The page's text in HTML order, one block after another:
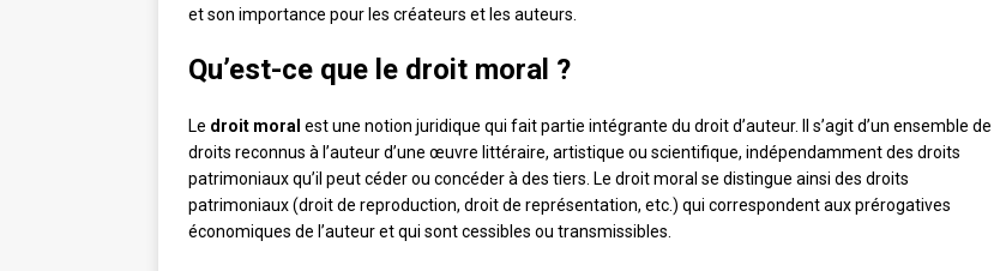
et son importance pour les créateurs et les auteurs.
Qu’est-ce que le droit moral ?
Le droit moral est une notion juridique qui fait partie intégrante du droit d’auteur. Il s’agit d’un ensemble de
droits reconnus à l’auteur d’une œuvre littéraire, artistique ou scientifique, indépendamment des droits
patrimoniaux qu’il peut céder ou concéder à des tiers. Le droit moral se distingue ainsi des droits
patrimoniaux (droit de reproduction, droit de représentation, etc.) qui correspondent aux prérogatives
économiques de l’auteur et qui sont cessibles ou transmissibles.